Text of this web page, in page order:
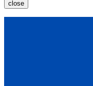
close